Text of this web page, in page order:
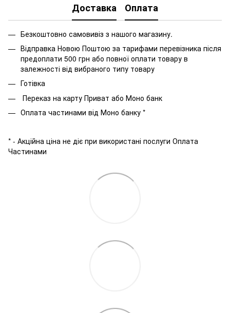
Доставка Оплата
Безкоштовно самовивіз з нашого магазину.
Відправка Новою Поштою за тарифами перевізника після
предоплати 500 грн або повної оплати товару в
залежності від вибраного типу товару
Готівка
Переказ на карту Приват або Моно банк
Оплата частинами від Моно банку *
* - Акційна ціна не діє при використані послуги Оплата
Частинами